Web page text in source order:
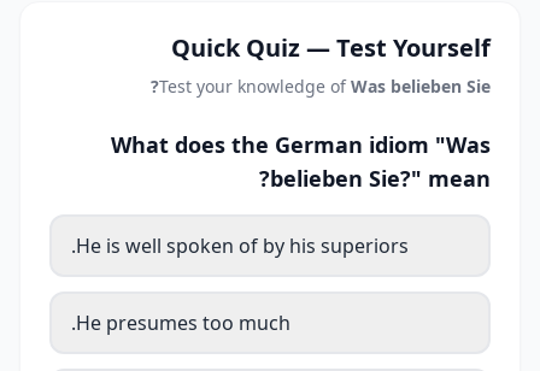
Quick Quiz — Test Yourself
Test your knowledge ofWas belieben Sie?
What does the German idiom "Was
belieben Sie?" mean?
He is well spoken of by his superiors.
He presumes too much.